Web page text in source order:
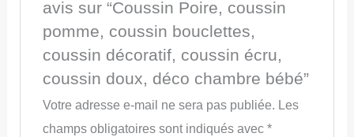
avis sur “Coussin Poire, coussin
pomme, coussin bouclettes,
coussin décoratif, coussin écru,
coussin doux, déco chambre bébé”
Votre adresse e-mail ne sera pas publiée. Les
champs obligatoires sont indiqués avec *